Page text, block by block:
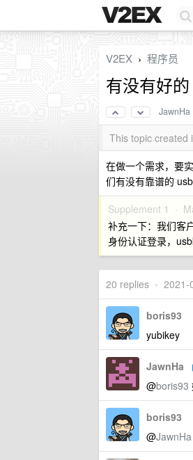
V2EX › 程序员
有没有好
JawnHa
This topic created
在做一个需求，要
们有没有靠谱的
Supplement 1 ·
补充一下：我们客
身份认证登录，
20 replies • 2021-
boris93
yubikey
JawnHa
@boris93
boris93
@JawnHa